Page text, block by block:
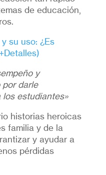
de educación,
su uso: ¿Es
y
darle
estudiantes»
historias heroicas
familia y de la
y ayudar a
pérdidas